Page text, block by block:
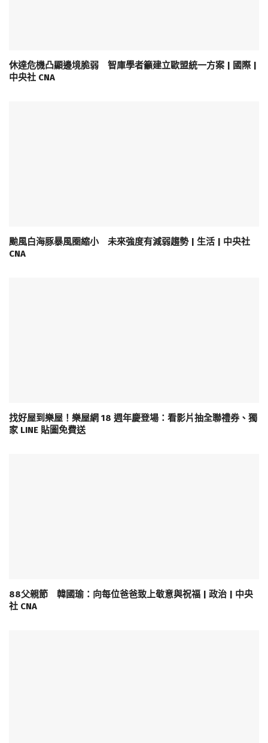
休達危機凸顯邊境脆弱 智庫學者籲建立歐盟統一方案 | 國際 |
中央社 CNA
颱風白海豚暴風圈縮小 未來強度有減弱趨勢 | 生活 | 中央社
CNA
找好屋到樂屋！樂屋網 18 週年慶登場：看影片抽全聯禮券、獨
家 LINE 貼圖免費送
88父親節 韓國瑜：向每位爸爸致上敬意與祝福 | 政治 | 中央
社 CNA